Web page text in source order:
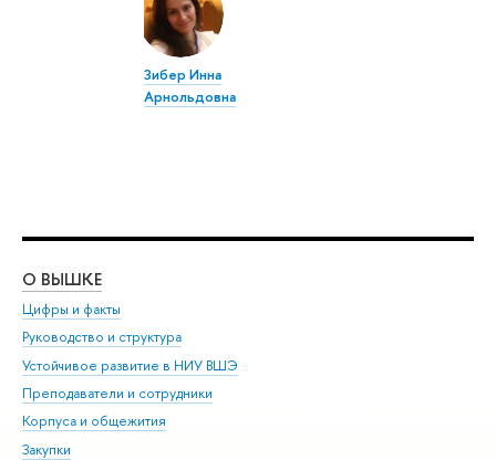
Зибер Инна
Арнольдовна
О ВЫШКЕ
Цифры и факты
Руководство и структура
Устойчивое развитие в НИУ ВШЭ
Преподаватели и сотрудники
Корпуса и общежития
Закупки